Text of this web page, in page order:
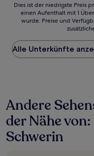
Dies
der
Preis
pro
Nacht,
24 Stunden
für
einen
Aufenthalt
mit
Dies ist der niedrigste Preis
einen Aufenthalt mit 1
wurde. Preise und
Alle Unterkünfte
Andere
der Nähe
Schwerin